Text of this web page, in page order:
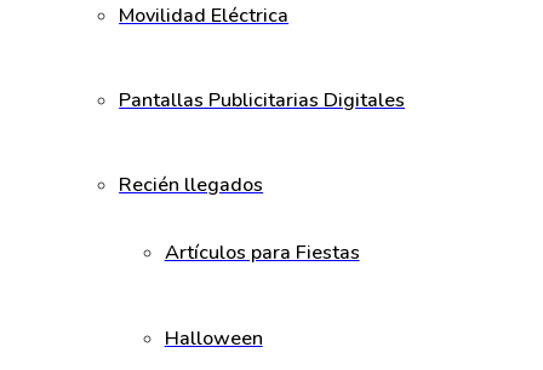
Movilidad Eléctrica
Pantallas Publicitarias Digitales
Recién llegados
Artículos para Fiestas
Halloween